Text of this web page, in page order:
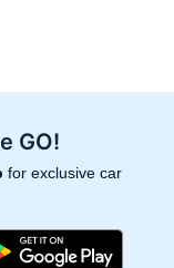
GO!
for exclusive car